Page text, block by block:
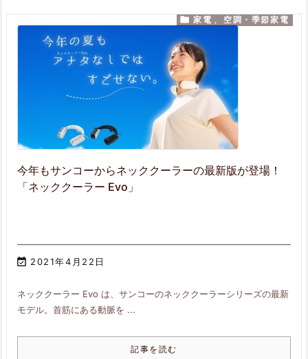
今年もサンコーからネッククーラーの最新版が登場！
「ネッククーラー Evo」
 2021年4月22日
 家電 , 空調・季節家電
ネッククーラー Evo は、サンコーのネッククーラーシリーズの最新
モデル。首筋にある動脈を ...
記事を読む